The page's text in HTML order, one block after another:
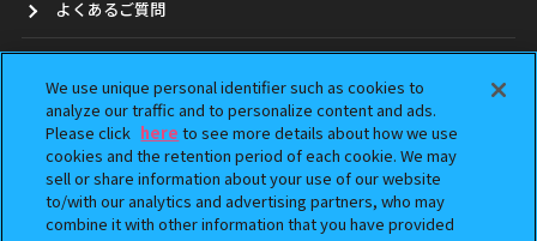
よくあるご質問
ガシャポンどこ？
アンケート
ウェブアクセシビリティ方針
We use unique personal identifier such as cookies to
analyze our traffic and to personalize content and ads.
Please click here to see more details about how we use
cookies and the retention period of each cookie. We may
sell or share information about your use of our website
to/with our analytics and advertising partners, who may
combine it with other information that you have provided